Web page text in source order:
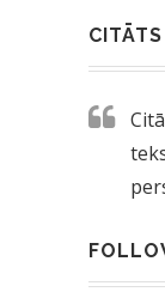
CITĀTS